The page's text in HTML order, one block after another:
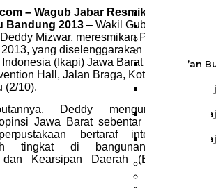
Al-Qur’an
Al Quran
Al Quran
Al Quran
– Wagub Jabar Resmikan
Bandung 2013 – Wakil Gubernur
Mizwar, meresmikan Pameran
yang diselenggarakan oleh
(Ikapi) Jawa Barat di
Hall, Jalan Braga, Kota
(2/10).
Deddy mengungkapkan,
Jawa Barat sebentar lagi akan
bertaraf internasional
tingkat di bangunan Badan
dan Kearsipan Daerah (Bapusipda